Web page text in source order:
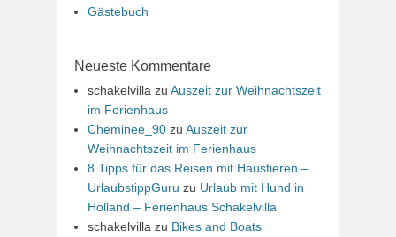
Gästebuch
Neueste Kommentare
schakelvilla zu Auszeit zur Weihnachtszeit
im Ferienhaus
Cheminee_90 zu Auszeit zur
Weihnachtszeit im Ferienhaus
8 Tipps für das Reisen mit Haustieren –
UrlaubstippGuru zu Urlaub mit Hund in
Holland – Ferienhaus Schakelvilla
schakelvilla zu Bikes and Boats